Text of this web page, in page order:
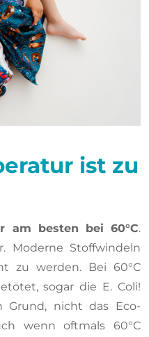
ist zu
am besten bei 60°C.
Moderne Stoffwindeln
zu werden. Bei 60°C
sogar die E. Coli!
Grund, nicht das Eco-
wenn oftmals 60°C